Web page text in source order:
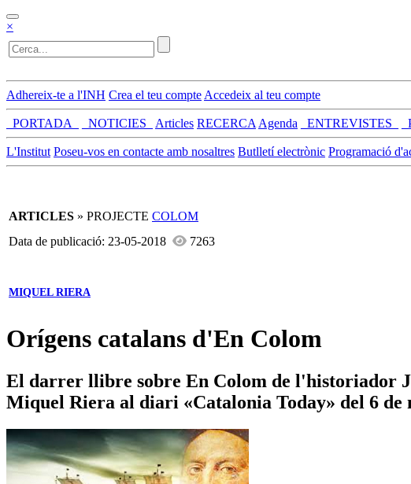
×
Adhereix-te a l'INH Crea el teu compte Accedeix al teu compte
_PORTADA_ _NOTICIES_ Articles RECERCA Agenda _ENTREVISTES_
L'Institut Poseu-vos en contacte amb nosaltres Butlletí electrònic Programació
ARTICLES » PROJECTE COLOM
Data de publicació: 23-05-2018
7263
MIQUEL RIERA
Orígens catalans d'En Colom
El darrer llibre sobre En Colom de l'historiador
Miquel Riera al diari «Catalonia Today» del 6 de